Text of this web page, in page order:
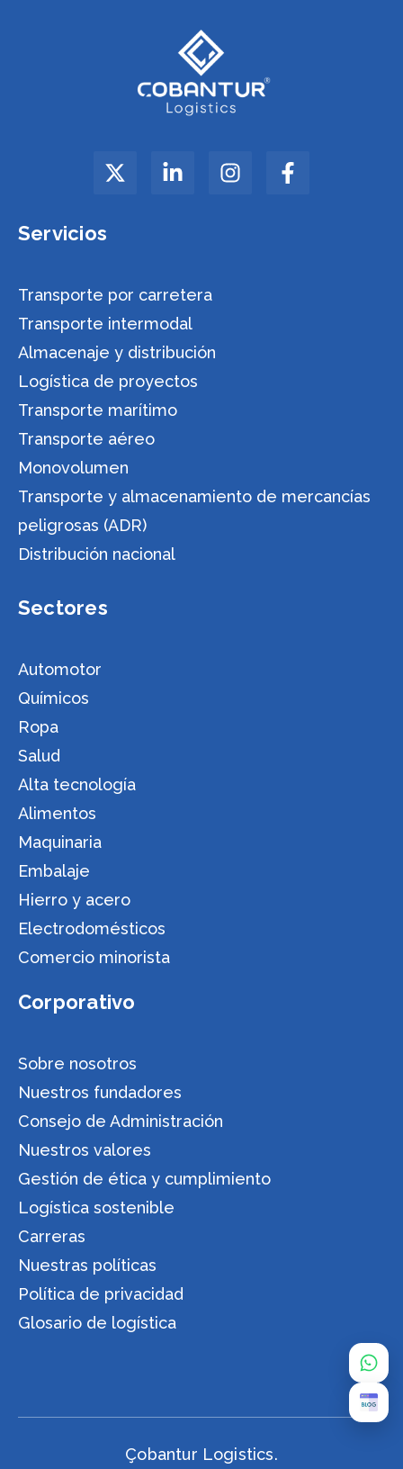
Servicios
Transporte por carretera
Transporte intermodal
Almacenaje y distribución
Logística de proyectos
Transporte marítimo
Transporte aéreo
Monovolumen
Transporte y almacenamiento de mercancías
peligrosas (ADR)
Distribución nacional
Sectores
Automotor
Químicos
Ropa
Salud
Alta tecnología
Alimentos
Maquinaria
Embalaje
Hierro y acero
Electrodomésticos
Comercio minorista
Corporativo
Sobre nosotros
Nuestros fundadores
Consejo de Administración
Nuestros valores
Gestión de ética y cumplimiento
Logística sostenible
Carreras
Nuestras políticas
Política de privacidad
Glosario de logística
Çobantur Logistics.